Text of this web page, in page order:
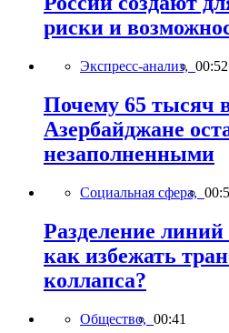
риски и
Экспресс-анализ, 00:52
Почему 65 тысяч
Азербайджане
незаполненными
Социальная сфера,
Разделение
как избежать
коллапса?
Общество, 00:41